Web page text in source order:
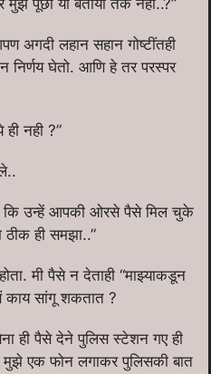
पूछा या बताया तक नही..?”
अगदी लहान सहान गोष्टींतही
निर्णय घेतो. आणि हे तर परस्पर
नही ?”
कि उन्हें आपकी ओरसे पैसे मिल चुके
ठीक ही समझा..”
मी पैसे न देताही “माझ्याकडून
काय सांगू शकतात ?
ही पैसे देने पुलिस स्टेशन गए ही
एक फोन लगाकर पुलिसकी बात